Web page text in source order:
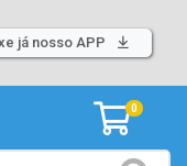
já nosso APP
0